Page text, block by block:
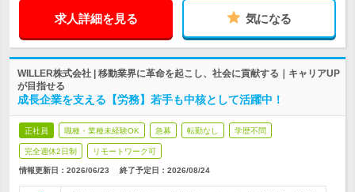
求人詳細を見る 気になる
WILLER株式会社 | 移動業界に革命を起こし、社会に貢献する｜キャリアUP
が目指せる
成長企業を支える【労務】若手も中核として活躍中！
正社員 職種・業種未経験OK 急募 転勤なし 学歴不問
完全週休2日制 リモートワーク可
情報更新日：2026/06/23 終了予定日： 2026/08/24